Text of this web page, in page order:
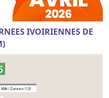
IVOIRIENNES DE